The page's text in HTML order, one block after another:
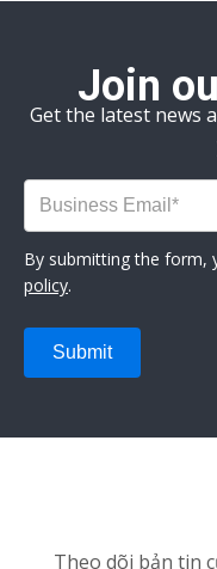
Join
Get the latest news
By submitting the form,
policy.
Theo dõi bản tin